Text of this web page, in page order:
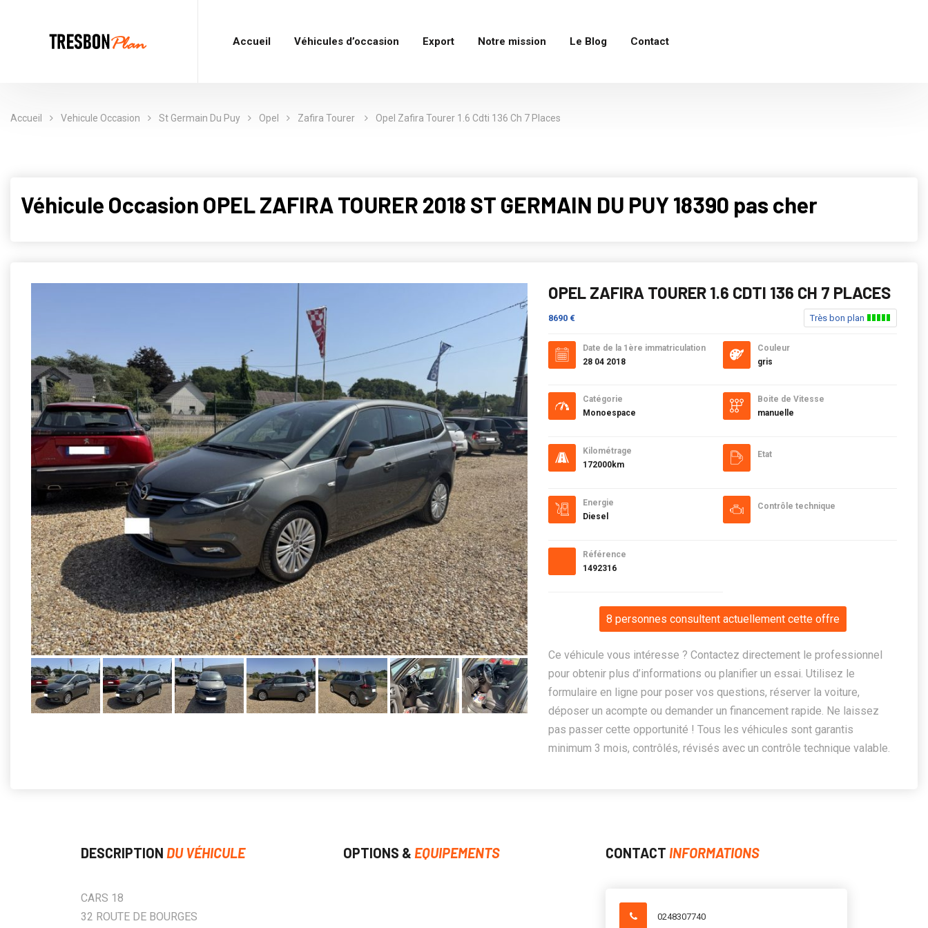
Accueil Véhicules d’occasion Export Notre mission Le Blog Contact
Accueil Vehicule Occasion St Germain Du Puy Opel Zafira Tourer Opel Zafira Tourer 1.6 Cdti 136 Ch 7 Places
Véhicule Occasion OPEL ZAFIRA TOURER 2018 ST GERMAIN DU PUY 18390 pas cher
OPEL ZAFIRA TOURER 1.6 CDTI 136 CH 7 PLACES
8690 € Très bon plan
Date de la 1ère immatriculation
28 04 2018
Catégorie
Monoespace
Kilométrage
172000km
Energie
Diesel
Référence
1492316
Couleur
gris
Boite de Vitesse
manuelle
Etat
Contrôle technique
8 personnes consultent actuellement cette offre
Ce véhicule vous intéresse ? Contactez directement le professionnel
pour obtenir plus d’informations ou planifier un essai. Utilisez le
formulaire en ligne pour poser vos questions, réserver la voiture,
déposer un acompte ou demander un financement rapide. Ne laissez
pas passer cette opportunité ! Tous les véhicules sont garantis
minimum 3 mois, contrôlés, révisés avec un contrôle technique valable.
DESCRIPTION DU VÉHICULE
CARS 18
32 ROUTE DE BOURGES
OPTIONS & EQUIPEMENTS CONTACT INFORMATIONS
0248307740